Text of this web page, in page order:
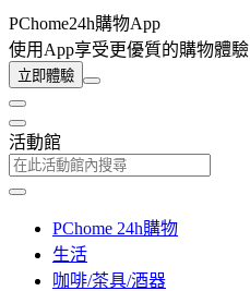
PChome24h購物App
使用App享受更優質的購物體驗
立即體驗
活動館
PChome 24h購物
生活
咖啡/茶具/酒器